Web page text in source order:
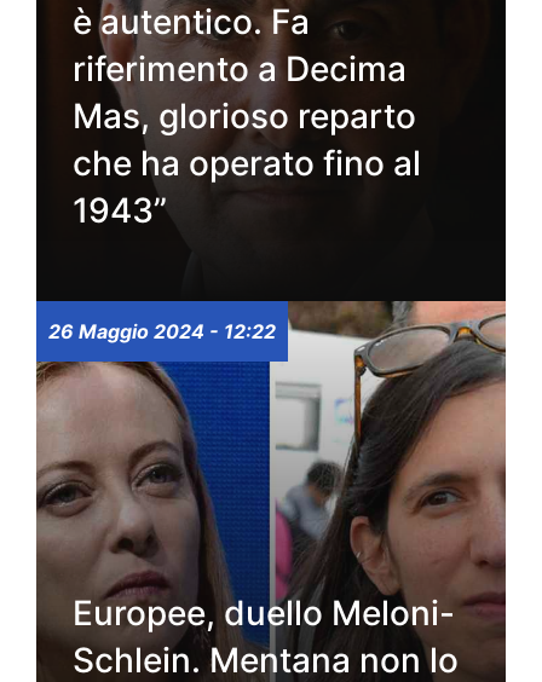
è autentico. Fa
riferimento a Decima
Mas, glorioso reparto
che ha operato fino al
1943”
26 Maggio 2024 - 12:22
Europee, duello Meloni-
Schlein. Mentana non lo